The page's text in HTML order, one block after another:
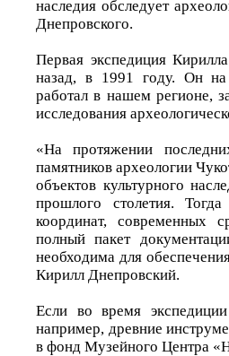
наследия обследует
Днепровского.
Первая экспедиция
назад, в 1991 году. Он на
работал в нашем регионе,
исследования
«На протяжении
памятников археологии
объектов культурного
прошлого столетия.
координат, современных
полный пакет
необходима для
Кирилл Днепровский.
Если во время
например, древние
в фонд Музейного Центра